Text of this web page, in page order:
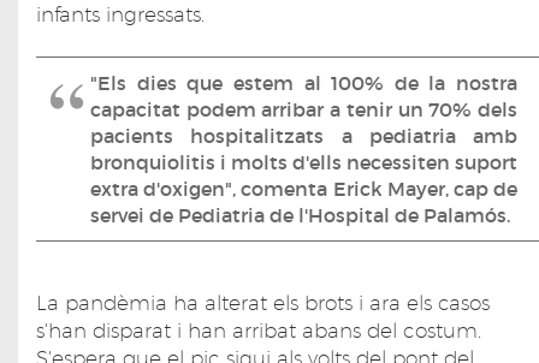
infants ingressats.
"Els dies que estem al 100% de la nostra
capacitat podem arribar a tenir un 70% dels
pacients hospitalitzats a pediatria amb
bronquiolitis i molts d'ells necessiten suport
extra d'oxigen", comenta Erick Mayer, cap de
servei de Pediatria de l'Hospital de Palamós.
La pandèmia ha alterat els brots i ara els casos
s'han disparat i han arribat abans del costum.
S'espera que el pic sigui als volts del pont del